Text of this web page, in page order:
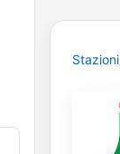
Stazioni